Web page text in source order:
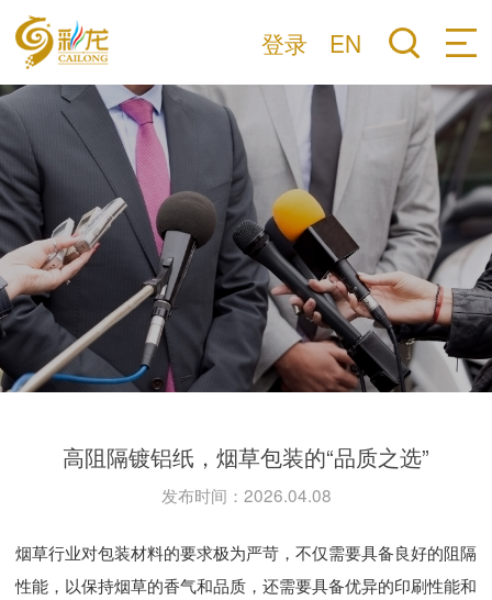
登录 EN
高阻隔镀铝纸，烟草包装的“品质之选”
发布时间：2026.04.08
烟草行业对包装材料的要求极为严苛，不仅需要具备良好的阻隔
性能，以保持烟草的香气和品质，还需要具备优异的印刷性能和